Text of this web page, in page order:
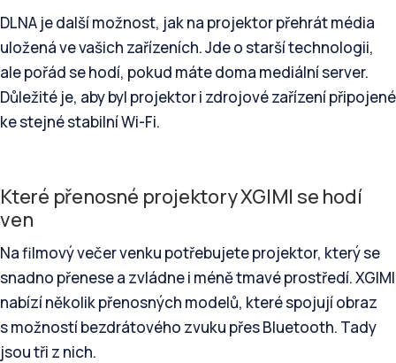
DLNA je další možnost, jak na projektor přehrát média
uložená ve vašich zařízeních. Jde o starší technologii,
ale pořád se hodí, pokud máte doma mediální server.
Důležité je, aby byl projektor i zdrojové zařízení připojené
ke stejné stabilní Wi-Fi.
Které přenosné projektory XGIMI se hodí
ven
Na filmový večer venku potřebujete projektor, který se
snadno přenese a zvládne i méně tmavé prostředí. XGIMI
nabízí několik přenosných modelů, které spojují obraz
s možností bezdrátového zvuku přes Bluetooth. Tady
jsou tři z nich.